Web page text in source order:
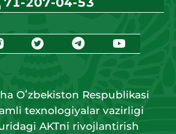
Oʻzbekiston Respublikasi
texnologiyalar vazirligi
AKTni rivojlantirish